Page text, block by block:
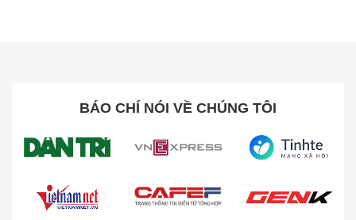
BÁO CHÍ NÓI VỀ CHÚNG TÔI